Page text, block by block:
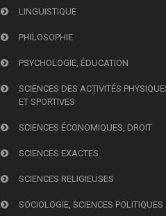
LINGUISTIQUE
PHILOSOPHIE
PSYCHOLOGIE, ÉDUCATION
SCIENCES DES ACTIVITÉS
ET SPORTIVES
SCIENCES ÉCONOMIQUES, DROIT
SCIENCES EXACTES
SCIENCES RELIGIEUSES
SOCIOLOGIE, SCIENCES POLITIQUES